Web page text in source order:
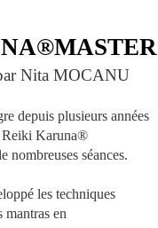
Nita MOCANU
depuis plusieurs années
Karuna®
nombreuses séances.
les techniques
mantras en